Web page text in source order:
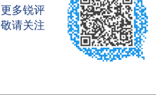
更多锐评
敬请关注